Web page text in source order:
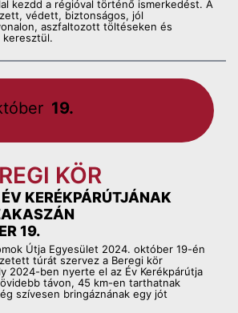
kezdd a régióval történő ismerkedést. A
védett, biztonságos, jól
aszfaltozott töltéseken és
keresztül.
19.
KÖR
KERÉKPÁRÚTJÁNAK
19.
Útja Egyesület 2024. október 19-én
túrát szervez a Beregi kör
2024-ben nyerte el az Év Kerékpárútja
távon, 45 km-en tarthatnak
szívesen bringáznának egy jót